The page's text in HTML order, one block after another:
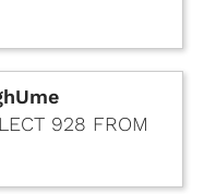
928 FROM